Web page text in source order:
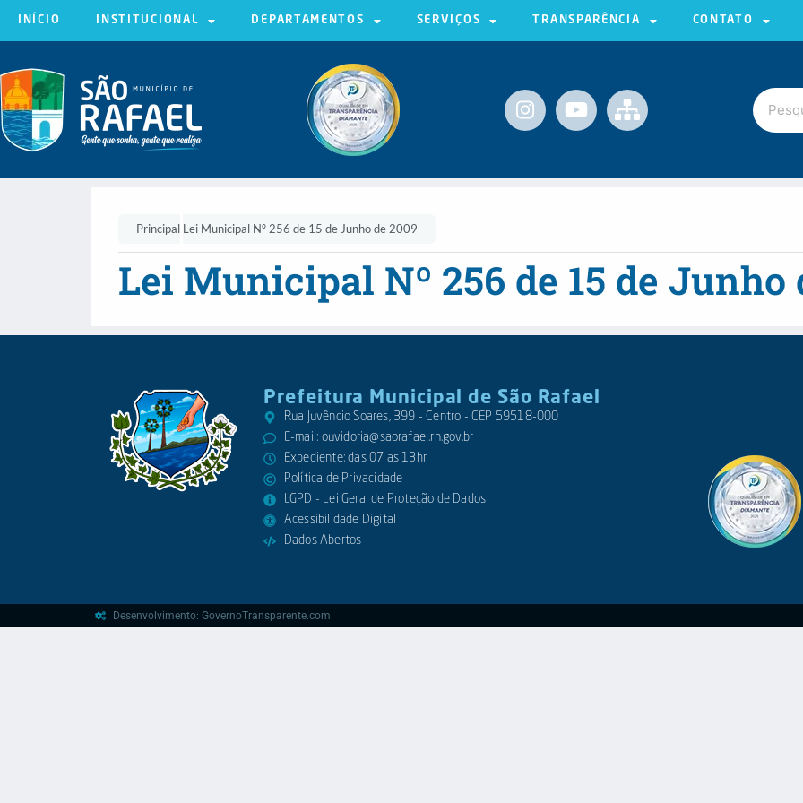
INÍCIO INSTITUCIONAL DEPARTAMENTOS SERVIÇOS TRANSPARÊNCIA CONTATO
Principal Lei Municipal Nº 256 de 15 de Junho de 2009
Lei Municipal Nº 256 de 15 de Junho
Prefeitura Municipal de São Rafael
Rua Juvêncio Soares, 399 - Centro - CEP 59518-000
E-mail: ouvidoria@saorafael.rn.gov.br
Expediente: das 07 as 13hr
Política de Privacidade
LGPD - Lei Geral de Proteção de Dados
Acessibilidade Digital
Dados Abertos
Desenvolvimento: GovernoTransparente.com